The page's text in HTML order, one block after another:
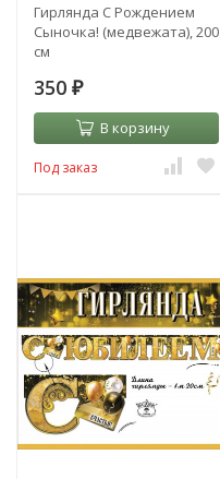
Гирлянда С Рождением
Сыночка! (медвежата), 200
см
350 ₽
В корзину
Под заказ